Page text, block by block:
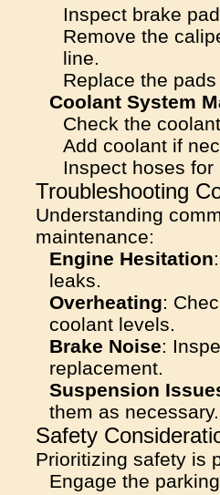
Inspect brake
Remove the
line.
Replace the
Coolant System
Check the
Add coolant if
Inspect hoses
Troubleshooting
Understanding
maintenance:
Engine Hesitation
leaks.
Overheating:
coolant levels.
Brake Noise:
replacement.
Suspension
them as necessary.
Safety
Prioritizing safety is
Engage the